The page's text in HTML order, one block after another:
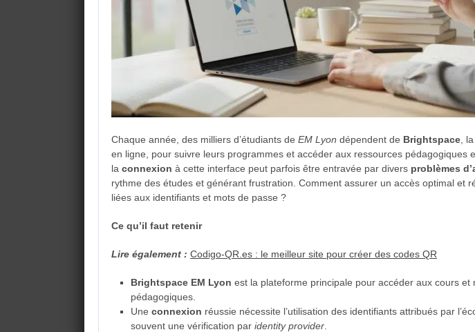
Chaque année, des milliers d’étudiants de EM Lyon dépendent de Brightspace ,
en ligne, pour suivre leurs programmes et accéder aux ressources pédagogiques
la connexion à cette interface peut parfois être entravée par divers problèmes
rythme des études et générant frustration. Comment assurer un accès optimal et
liées aux identifiants et mots de passe ?
Ce qu’il faut retenir
Lire également : Codigo-QR.es : le meilleur site pour créer des codes QR
Brightspace EM Lyon est la plateforme principale pour accéder aux cours et
pédagogiques.
Une connexion réussie nécessite l’utilisation des identifiants attribués par
souvent une vérification par identity provider